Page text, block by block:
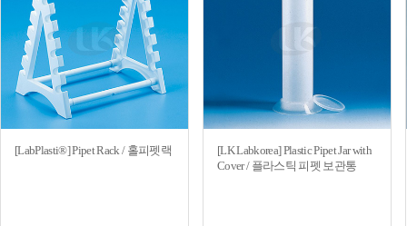
[LabPlasti®] Pipet Rack / 홀피펫랙
[LK Labkorea] Plastic Pipet Jar with
Cover / 플라스틱 피펫 보관통